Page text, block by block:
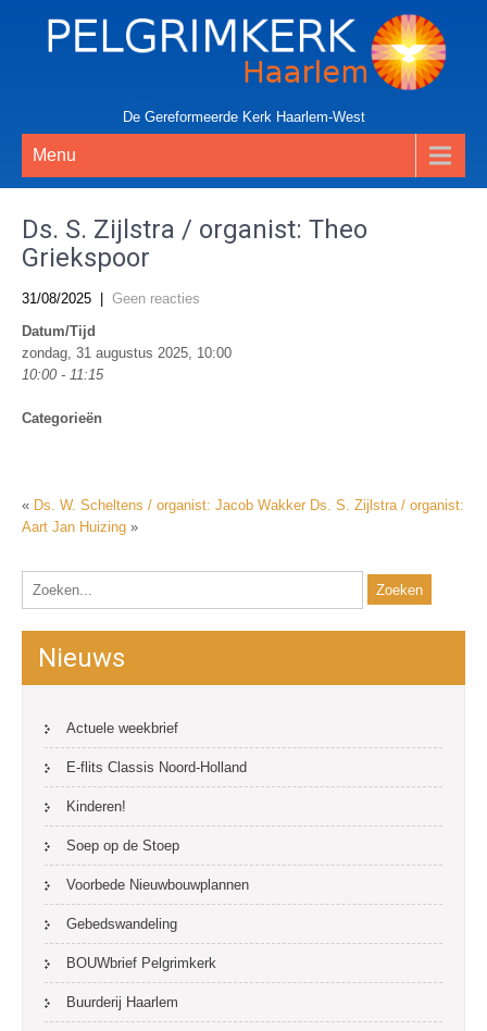
De Gereformeerde Kerk Haarlem-West
Menu
Ds. S. Zijlstra / organist: Theo
Griekspoor
31/08/2025 | Geen reacties
Datum/Tijd
zondag, 31 augustus 2025, 10:00
10:00 - 11:15
Categorieën
« Ds. W. Scheltens / organist: Jacob Wakker Ds. S. Zijlstra / organist:
Aart Jan Huizing »
Nieuws
Actuele weekbrief
E-flits Classis Noord-Holland
Kinderen!
Soep op de Stoep
Voorbede Nieuwbouwplannen
Gebedswandeling
BOUWbrief Pelgrimkerk
Buurderij Haarlem